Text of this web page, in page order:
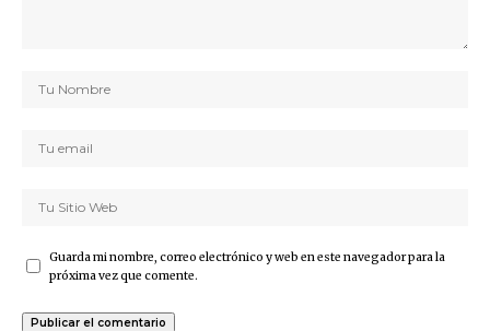
Guarda mi nombre, correo electrónico y web en este navegador para la
próxima vez que comente.